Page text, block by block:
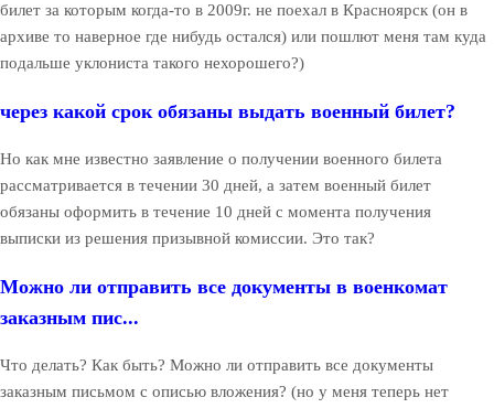
билет за которым когда-то в 2009г. не поехал в Красноярск (он в
архиве то наверное где нибудь остался) или пошлют меня там куда
подальше уклониста такого нехорошего?)
через какой срок обязаны выдать военный билет?
Но как мне известно заявление о получении военного билета
рассматривается в течении 30 дней, а затем военный билет
обязаны оформить в течение 10 дней с момента получения
выписки из решения призывной комиссии. Это так?
Можно ли отправить все документы в военкомат
заказным пис...
Что делать? Как быть? Можно ли отправить все документы
заказным письмом с описью вложения? (но у меня теперь нет